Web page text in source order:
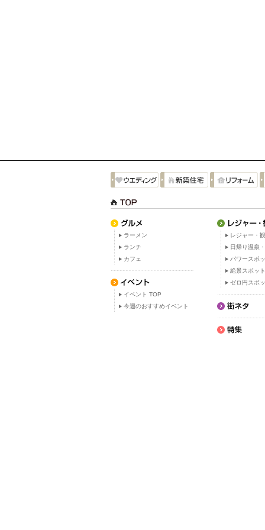
ラーメン
ランチ
カフェ
イベント TOP
今週のおすすめイベント
レジャー・
日帰り温泉
パワースポ
絶景スポット
ゼロ円スポ